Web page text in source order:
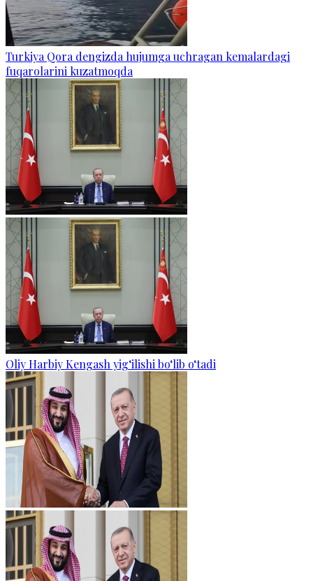
Turkiya Qora dengizda hujumga uchragan kemalardagi
fuqarolarini kuzatmoqda
Oliy Harbiy Kengash yig‘ilishi bo‘lib o‘tadi